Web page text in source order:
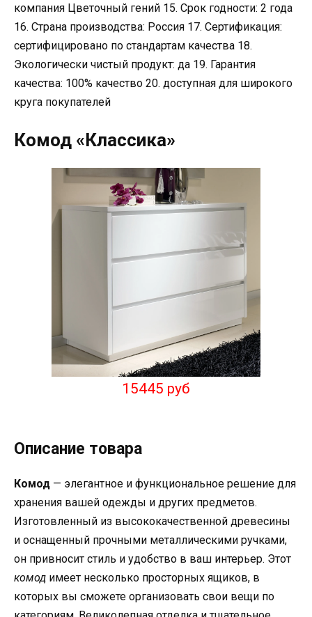
компания Цветочный гений 15. Срок годности: 2 года
16. Страна производства: Россия 17. Сертификация:
сертифицировано по стандартам качества 18.
Экологически чистый продукт: да 19. Гарантия
качества: 100% качество 20. доступная для широкого
круга покупателей
Комод «Классика»
15445 руб
Описание товара
Комод — элегантное и функциональное решение для
хранения вашей одежды и других предметов.
Изготовленный из высококачественной древесины
и оснащенный прочными металлическими ручками,
он привносит стиль и удобство в ваш интерьер. Этот
комод имеет несколько просторных ящиков, в
которых вы сможете организовать свои вещи по